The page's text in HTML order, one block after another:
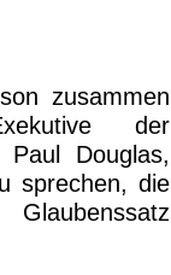
zusammen
der
Douglas,
sprechen, die
Glaubenssatz